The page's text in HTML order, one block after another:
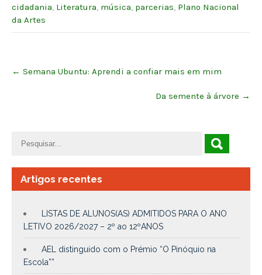
cidadania, Literatura, música, parcerias, Plano Nacional
da Artes
navigation
← Semana Ubuntu: Aprendi a confiar mais em mim
Da semente à árvore →
Artigos recentes
LISTAS DE ALUNOS(AS) ADMITIDOS PARA O ANO
LETIVO 2026/2027 – 2º ao 12ºANOS
AEL distinguido com o Prémio “O Pinóquio na
Escola””